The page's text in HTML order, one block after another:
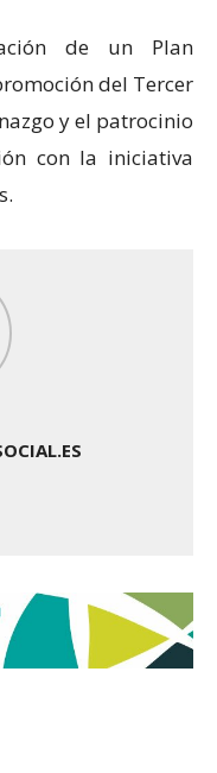
de un Plan
del Tercer
y el patrocinio
con la iniciativa